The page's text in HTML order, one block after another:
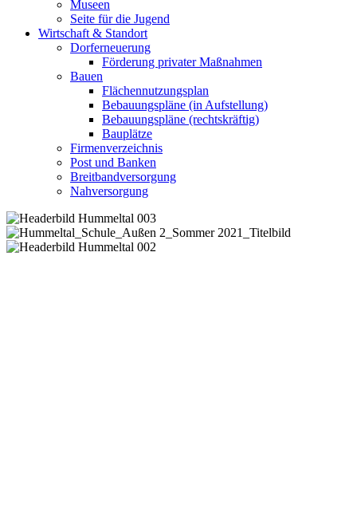
Museen
Seite für die Jugend
Wirtschaft & Standort
Dorferneuerung
Förderung privater Maßnahmen
Bauen
Flächennutzungsplan
Bebauungspläne (in Aufstellung)
Bebauungspläne (rechtskräftig)
Bauplätze
Firmenverzeichnis
Post und Banken
Breitbandversorgung
Nahversorgung